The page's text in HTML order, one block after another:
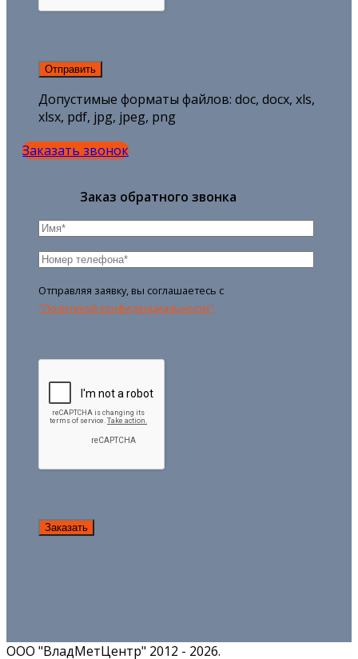
Допустимые форматы файлов: doc, docx, xls,
xlsx, pdf, jpg, jpeg, png
Заказать звонок
Заказ обратного звонка
Отправляя заявку, вы соглашаетесь с
"Политикой конфиденциальности"
ООО "ВладМетЦентр" 2012 - 2026.